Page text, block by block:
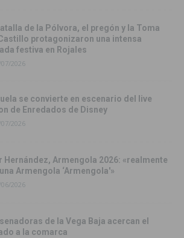
de la Pólvora, el pregón y la Toma
protagonizaron una intensa
festiva en Rojales
2026
se convierte en escenario del live
de Enredados de Disney
2026
Hernández, Armengola 2026: «realmente
Armengola ‘Armengola'»
2026
de la Vega Baja acercan el
a la comarca